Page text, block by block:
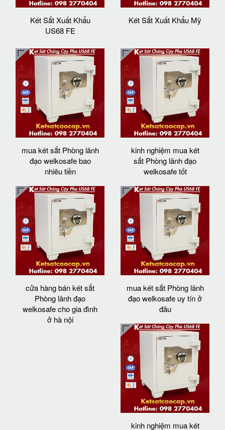
Két Sắt Xuất Khẩu
US68 FE
Két Sắt Xuất Khẩu Mỹ
mua két sắt Phòng lãnh
đạo welkosafe bao
nhiêu tiền
kinh nghiệm mua két
sắt Phòng lãnh đạo
welkosafe tốt
cửa hàng bán két sắt
Phòng lãnh đạo
welkosafe cho gia đình
ở hà nội
mua két sắt Phòng lãnh
đạo welkosafe uy tín ở
đâu
kinh nghiệm mua két